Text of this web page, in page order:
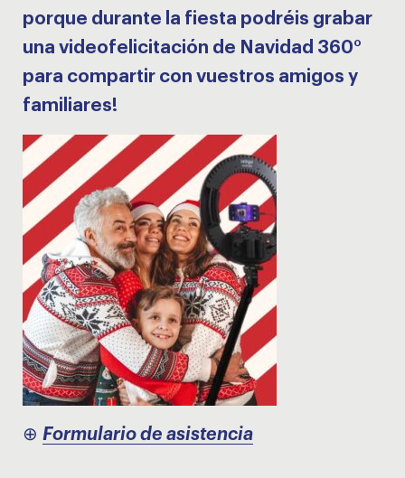
porque durante la fiesta podréis grabar
una videofelicitación de Navidad 360°
para compartir con vuestros amigos y
familiares!
⊕ Formulario de asistencia